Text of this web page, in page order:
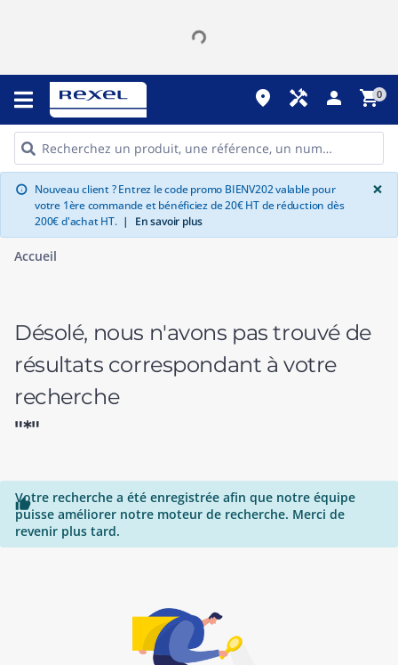
place handyman person shopping_cart0
info Nouveau client ? Entrez le code promo BIENV202 valable pour
votre 1ère commande et bénéficiez de 20€ HT de réduction dès
200€ d'achat HT. | En savoir plus
×
Accueil
Désolé, nous n'avons pas trouvé de
résultats correspondant à votre
recherche
"*"

Votre recherche a été enregistrée afin que notre équipe
puisse améliorer notre moteur de recherche. Merci de
revenir plus tard.